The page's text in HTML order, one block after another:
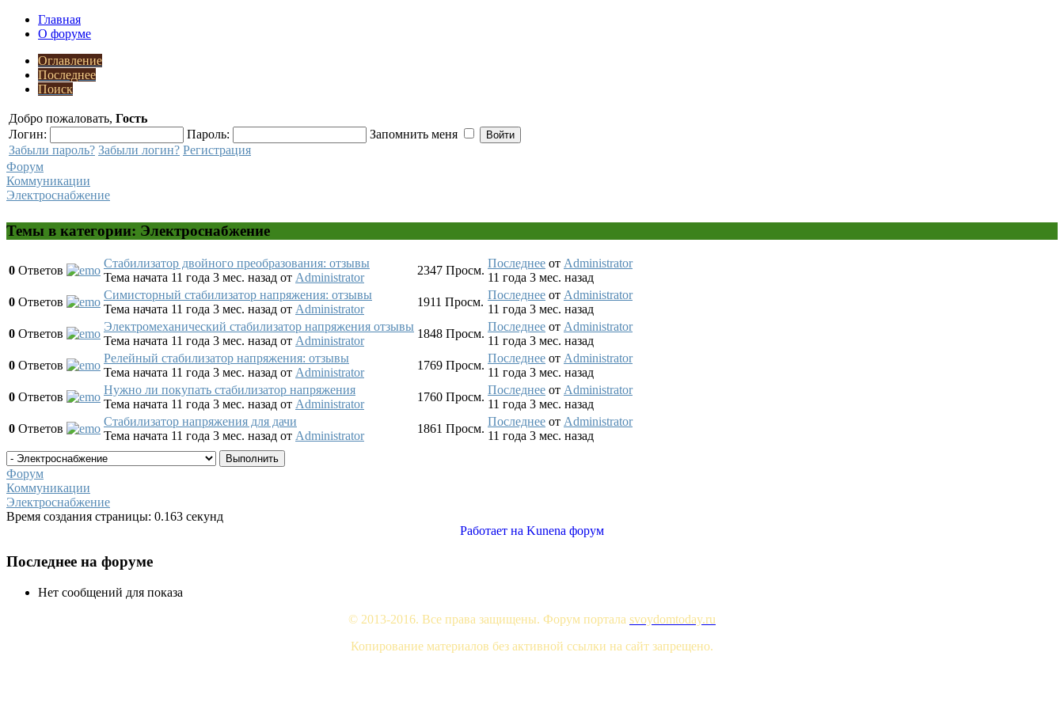
Главная
О форуме
Оглавление
Последнее
Поиск
Добро пожаловать, Гость
Логин:
Пароль:
Запомнить меня
Забыли пароль? Забыли логин? Регистрация
Форум
Коммуникации
Электроснабжение
Темы в категории: Электроснабжение
0 Ответов
Стабилизатор двойного преобразования: отзывы
Тема начата 11 года 3 мес. назад от Administrator
2347 Просм.
Последнее от Administrator
11 года 3 мес. назад
0 Ответов
Симисторный стабилизатор напряжения: отзывы
Тема начата 11 года 3 мес. назад от Administrator
1911 Просм.
Последнее от Administrator
11 года 3 мес. назад
0 Ответов
Электромеханический стабилизатор напряжения отзывы
Тема начата 11 года 3 мес. назад от Administrator
1848 Просм.
Последнее от Administrator
11 года 3 мес. назад
0 Ответов
Релейный стабилизатор напряжения: отзывы
Тема начата 11 года 3 мес. назад от Administrator
1769 Просм.
Последнее от Administrator
11 года 3 мес. назад
0 Ответов
Нужно ли покупать стабилизатор напряжения
Тема начата 11 года 3 мес. назад от Administrator
1760 Просм.
Последнее от Administrator
11 года 3 мес. назад
0 Ответов
Стабилизатор напряжения для дачи
Тема начата 11 года 3 мес. назад от Administrator
1861 Просм.
Последнее от Administrator
11 года 3 мес. назад
Форум
Коммуникации
Электроснабжение
Время создания страницы: 0.163 секунд
Работает на Kunena форум
Последнее на форуме
Нет сообщений для показа
© 2013-2016. Все права защищены. Форум портала svoydomtoday.ru
Копирование материалов без активной ссылки на сайт запрещено.